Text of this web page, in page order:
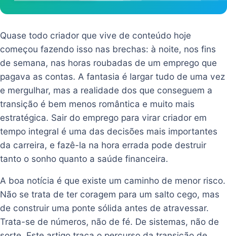
Quase todo criador que vive de conteúdo hoje
começou fazendo isso nas brechas: à noite, nos fins
de semana, nas horas roubadas de um emprego que
pagava as contas. A fantasia é largar tudo de uma vez
e mergulhar, mas a realidade dos que conseguem a
transição é bem menos romântica e muito mais
estratégica. Sair do emprego para virar criador em
tempo integral é uma das decisões mais importantes
da carreira, e fazê-la na hora errada pode destruir
tanto o sonho quanto a saúde financeira.
A boa notícia é que existe um caminho de menor risco.
Não se trata de ter coragem para um salto cego, mas
de construir uma ponte sólida antes de atravessar.
Trata-se de números, não de fé. De sistemas, não de